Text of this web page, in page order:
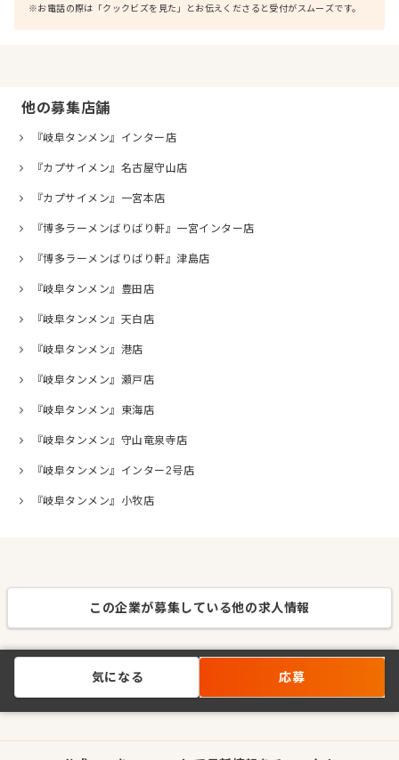
※お電話の際は「クックビズを見た」とお伝えくださると受付がスムーズです。
他の募集店舗
『岐阜タンメン』インター店
『カプサイメン』名古屋守山店
『カプサイメン』一宮本店
『博多ラーメンばりばり軒』一宮インター店
『博多ラーメンばりばり軒』津島店
『岐阜タンメン』豊田店
『岐阜タンメン』天白店
『岐阜タンメン』港店
『岐阜タンメン』瀬戸店
『岐阜タンメン』東海店
『岐阜タンメン』守山竜泉寺店
『岐阜タンメン』インター2号店
『岐阜タンメン』小牧店
この企業が募集している他の求人情報
気になる 応募